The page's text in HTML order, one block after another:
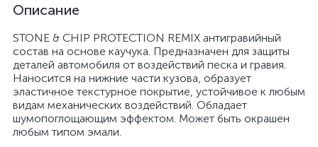
Описание
STONE & CHIP PROTECTION REMIX антигравийный
состав на основе каучука. Предназначен для защиты
деталей автомобиля от воздействий песка и гравия.
Наносится на нижние части кузова, образует
эластичное текстурное покрытие, устойчивое к любым
видам механических воздействий. Обладает
шумопоглощающим эффектом. Может быть окрашен
любым типом эмали.